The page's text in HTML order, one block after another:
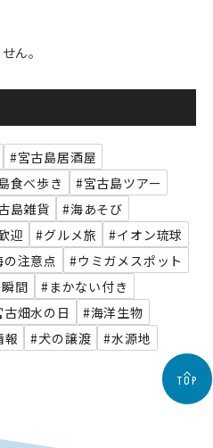
ん。
#宮古島居酒屋
食べ歩き
#宮古島ツアー
島雑貨
#海あそび
迎 #グルメ旅
#イオン琉球
注意点
#ウミガメスポット
間
#まかない付き
古畑水の日
#海洋生物
報 #犬の譲渡
#水源地
TOP